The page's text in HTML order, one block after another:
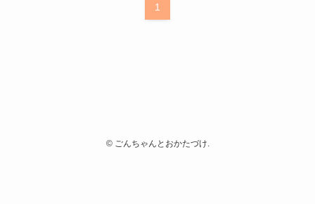
1
©ごんちゃんとおかたづけ.